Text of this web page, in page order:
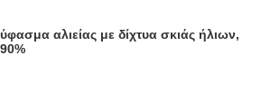
αλιείας με δίχτυα σκιάς ήλιων,